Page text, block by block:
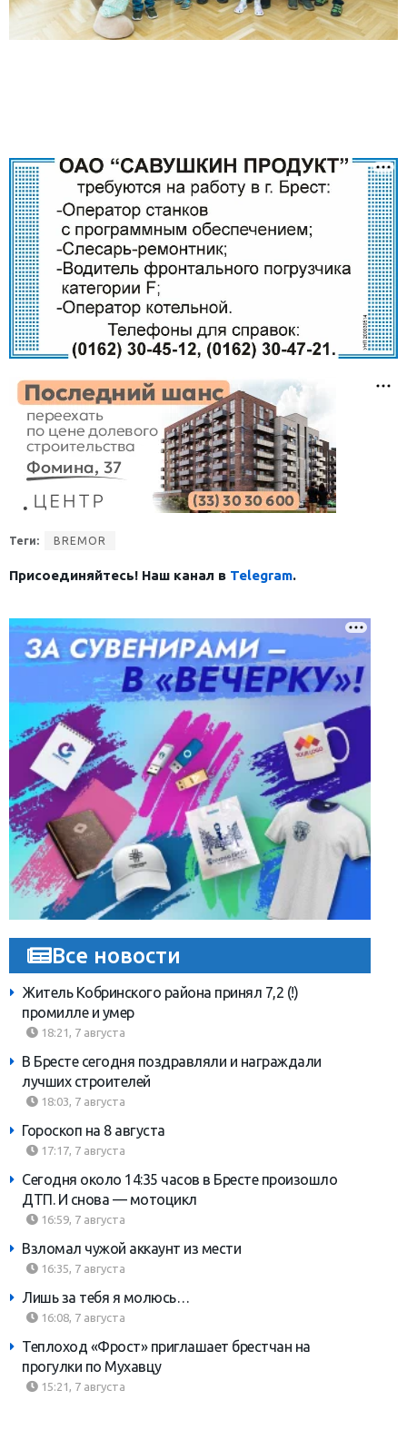
Теги: BREMOR
Присоединяйтесь! Наш канал в Telegram.
Все новости
Житель Кобринского района принял 7,2 (!)
промилле и умер
18:21, 7 августа
В Бресте сегодня поздравляли и награждали
лучших строителей
18:03, 7 августа
Гороскоп на 8 августа
17:17, 7 августа
Сегодня около 14:35 часов в Бресте произошло
ДТП. И снова — мотоцикл
16:59, 7 августа
Взломал чужой аккаунт из мести
16:35, 7 августа
Лишь за тебя я молюсь…
16:08, 7 августа
Теплоход «Фрост» приглашает брестчан на
прогулки по Мухавцу
15:21, 7 августа